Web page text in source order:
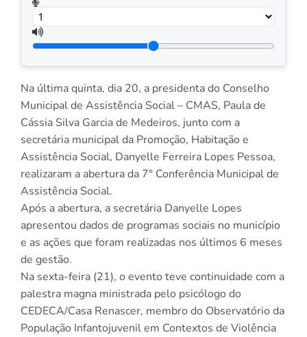
Na última quinta, dia 20, a presidenta do Conselho
Municipal de Assistência Social – CMAS, Paula de
Cássia Silva Garcia de Medeiros, junto com a
secretária municipal da Promoção, Habitação e
Assistência Social, Danyelle Ferreira Lopes Pessoa,
realizaram a abertura da 7° Conferência Municipal de
Assistência Social.
Após a abertura, a secretária Danyelle Lopes
apresentou dados de programas sociais no município
e as ações que foram realizadas nos últimos 6 meses
de gestão.
Na sexta-feira (21), o evento teve continuidade com a
palestra magna ministrada pelo psicólogo do
CEDECA/Casa Renascer, membro do Observatório da
População Infantojuvenil em Contextos de Violência